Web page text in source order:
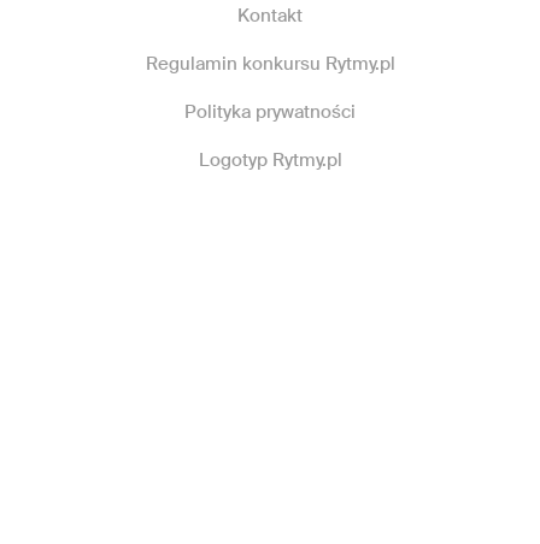
Kontakt
Regulamin konkursu Rytmy.pl
Polityka prywatności
Logotyp Rytmy.pl